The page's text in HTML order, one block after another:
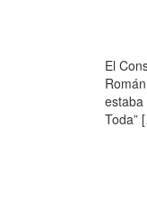
El
estaba
Toda”